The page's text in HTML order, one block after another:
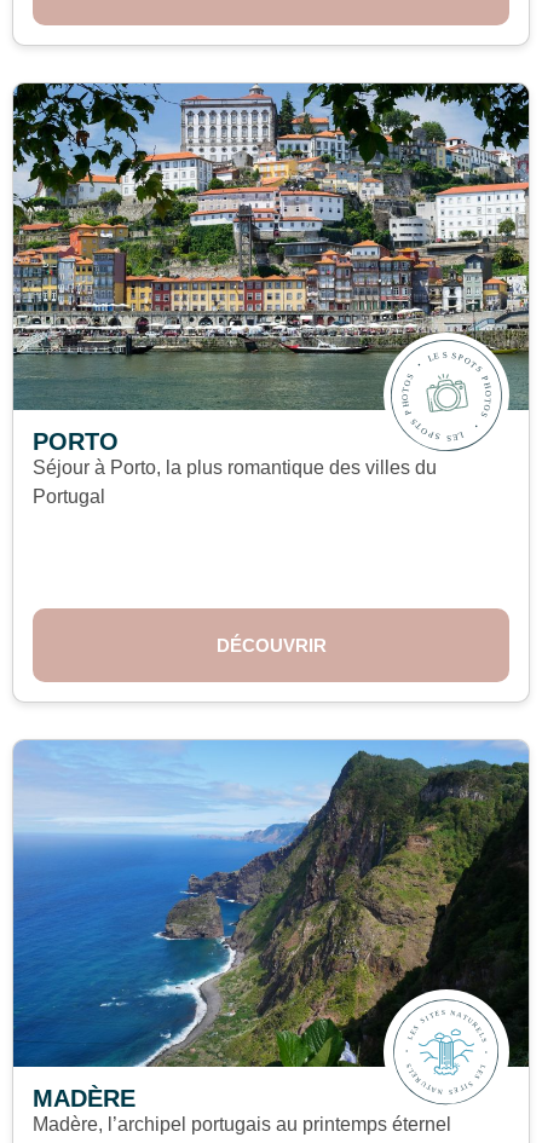
PORTO
Séjour à Porto, la plus romantique des villes du
Portugal
DÉCOUVRIR
MADÈRE
Madère, l’archipel portugais au printemps éternel